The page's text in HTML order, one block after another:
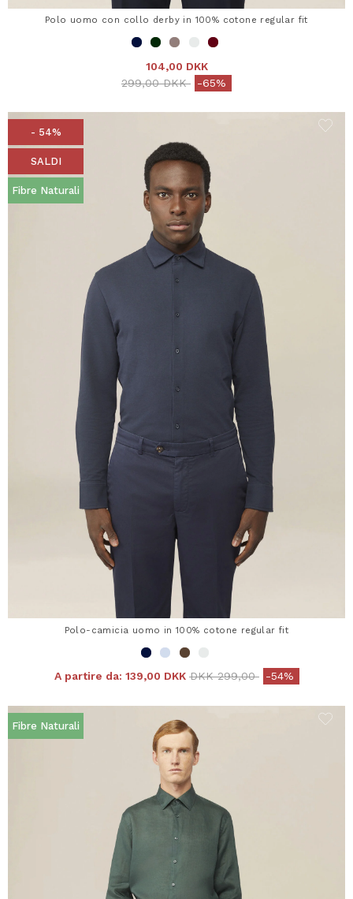
Polo uomo con collo derby in 100% cotone regular fit
104,00 DKK
Price reduced from
299,00 DKKto-65%
- 54%
SALDI
Fibre Naturali
Polo-camicia uomo in 100% cotone regular fit
A partire da: 139,00 DKK Price reduced from
DKK 299,00to-54%
Fibre Naturali